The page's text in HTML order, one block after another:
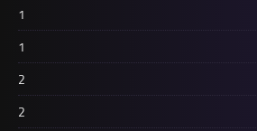
1
1
2
2